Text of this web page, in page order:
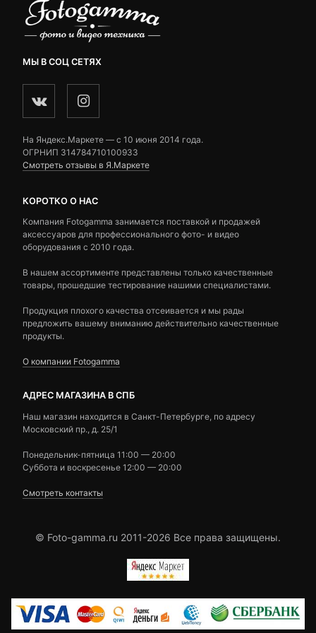
МЫ В СОЦ СЕТЯХ
На Яндекс.Маркете — c 10 июня 2014 года.
ОГРНИП 314784710100933
Смотреть отзывы в Я.Маркете
КОРОТКО О НАС
Компания Fotogamma занимается поставкой и продажей
аксессуаров для профессионального фото- и видео
оборудования с 2010 года.
В нашем ассортименте представлены только качественные
товары, прошедшие тестирование нашими специалистами.
Продукция плохого качества отсеивается и мы рады
предложить вашему вниманию действительно качественные
продукты.
О компании Fotogamma
АДРЕС МАГАЗИНА В СПБ
Наш магазин находится в Санкт-Петербурге, по адресу
Московский пр., д. 25/1
Понедельник-пятница 11:00 — 20:00
Суббота и воскресенье 12:00 — 20:00
Смотреть контакты
© Foto-gamma.ru 2011-2026 Все права защищены.